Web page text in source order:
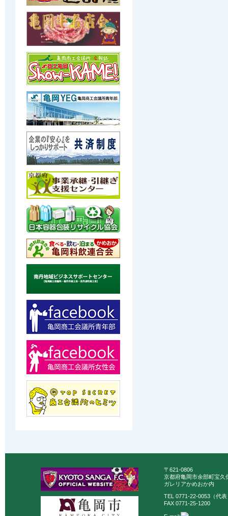
〒621-0806
京都府亀岡市余部町宝久
ガレリアかめおか内
TEL 0771-22-0053（代表
FAX 0771-25-1200